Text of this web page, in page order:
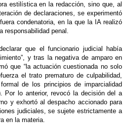
estilística en la redacción, sino que, al
de declaraciones, se experimentó
condenatoria, en la que la IA realizó
penal.
que el funcionario judicial había
y tras la negativa de amparo en
que “la actuación cuestionada no solo
el trato prematuro de culpabilidad,
de los principios de imparcialidad
Por lo anterior, revocó la decisión del a
y exhortó al despacho accionado para
judiciales, se sujete estrictamente a
en la materia.